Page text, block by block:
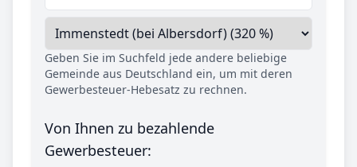
Geben Sie im Suchfeld jede andere beliebige
Gemeinde aus Deutschland ein, um mit deren
Gewerbesteuer-Hebesatz zu rechnen.
Von Ihnen zu bezahlende
Gewerbesteuer: